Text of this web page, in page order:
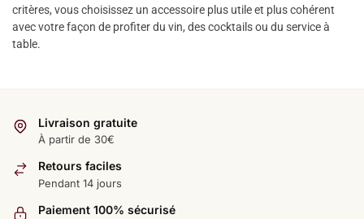
critères, vous choisissez un accessoire plus utile et plus cohérent
avec votre façon de profiter du vin, des cocktails ou du service à
table.
Livraison gratuite
À partir de 30€
Retours faciles
Pendant 14 jours
Paiement 100% sécurisé